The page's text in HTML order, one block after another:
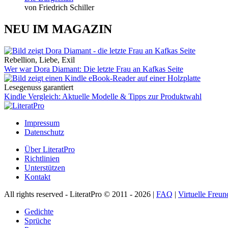
von Friedrich Schiller
NEU IM MAGAZIN
Rebellion, Liebe, Exil
Wer war Dora Diamant: Die letzte Frau an Kafkas Seite
Lesegenuss garantiert
Kindle Vergleich: Aktuelle Modelle & Tipps zur Produktwahl
Impressum
Datenschutz
Über LiteratPro
Richtlinien
Unterstützen
Kontakt
All rights reserved - LiteratPro © 2011 - 2026 | FAQ | Virtuelle
Gedichte
Sprüche